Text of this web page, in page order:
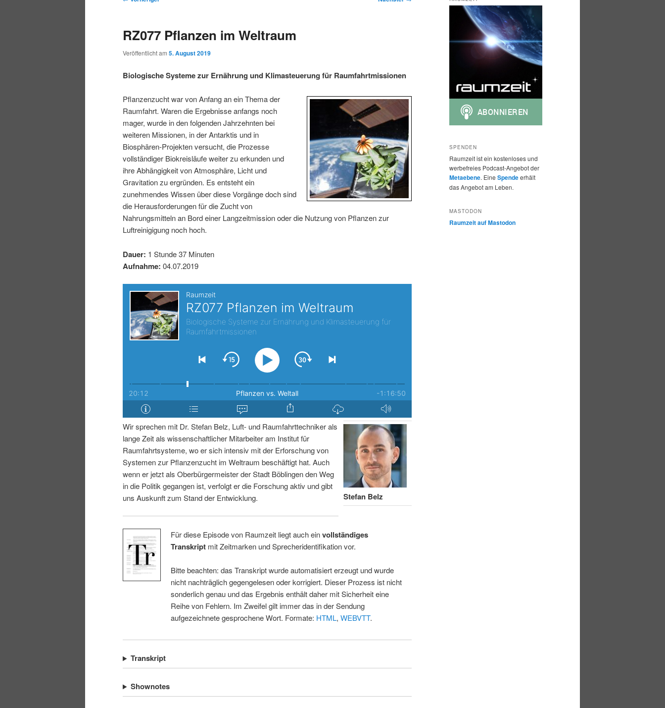
p
m
ä
r
e
n
I
n
h
a
l
s
r
i
n
g
e
n
s
u
n
d
ä
r
e
n
I
n
h
l
s
p
r
i
n
g
e
t
a
s
a
v
i
g
a
t
i
o
n
RZ077 Pflanzen im Weltraum
Veröffentlicht am 5. August 2019
Biologische Systeme zur Ernährung und Klimasteuerung für Raumfahrtmissionen
Pflanzenzucht war von Anfang an ein Thema der
Raumfahrt. Waren die Ergebnisse anfangs noch
mager, wurde in den folgenden Jahrzehnten bei
weiteren Missionen, in der Antarktis und in
Biosphären-Projekten versucht, die Prozesse
vollständiger Biokreisläufe weiter zu erkunden und
ihre Abhängigkeit von Atmosphäre, Licht und
Gravitation zu ergründen. Es entsteht ein
zunehmendes Wissen über diese Vorgänge doch sind
die Herausforderungen für die Zucht von
Nahrungsmitteln an Bord einer Langzeitmission oder die Nutzung von Pflanzen zur
Luftreinigigung noch hoch.
Dauer: 1 Stunde 37 Minuten
Aufnahme: 04.07.2019
Stefan Belz
Wir sprechen mit Dr. Stefan Belz, Luft- und Raumfahrttechniker als
lange Zeit als wissenschaftlicher Mitarbeiter am Institut für
Raumfahrtsysteme, wo er sich intensiv mit der Erforschung von
Systemen zur Pflanzenzucht im Weltraum beschäftigt hat. Auch
wenn er jetzt als Oberbürgermeister der Stadt Böblingen den Weg
in die Politik gegangen ist, verfolgt er die Forschung aktiv und gibt
uns Auskunft zum Stand der Entwicklung.
Für diese Episode von Raumzeit liegt auch einvollständiges
Transkriptmit Zeitmarken und Sprecheridentifikation vor.
Bitte beachten: das Transkript wurde automatisiert erzeugt und wurde
nicht nachträglich gegengelesen oder korrigiert. Dieser Prozess ist nicht
sonderlich genau und das Ergebnis enthält daher mit Sicherheit eine
Reihe von Fehlern. Im Zweifel gilt immer das in der Sendung
aufgezeichnete gesprochene Wort. Formate: HTML, WEBVTT.
Transkript
Shownotes
SPENDEN
Raumzeit ist ein kostenloses und
werbefreies Podcast-Angebot der
Metaebene. Eine Spendeerhält
das Angebot am Leben.
MASTODON
Raumzeit auf Mastodon